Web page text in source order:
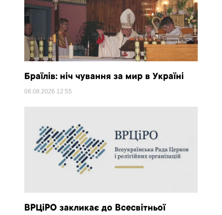
Браїлів: ніч чування за мир в Україні
08.08.2026 12:55
ВРЦіРО закликає до Всесвітньої